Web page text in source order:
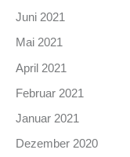
Juni 2021
Mai 2021
April 2021
Februar 2021
Januar 2021
Dezember 2020